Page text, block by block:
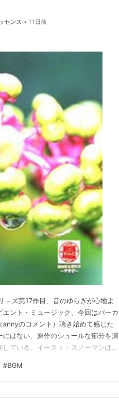
センス • 11日前
－ズ第17作目、音のゆらぎが心地よ
ント・ミュージック、今回はパーカ
のコメント）聴き始めて感じた
はない、原作のシュールな部分を演
ている、イースト・スノーマンはそ
こちらから Sound Of Kyoto～すき
#BGM